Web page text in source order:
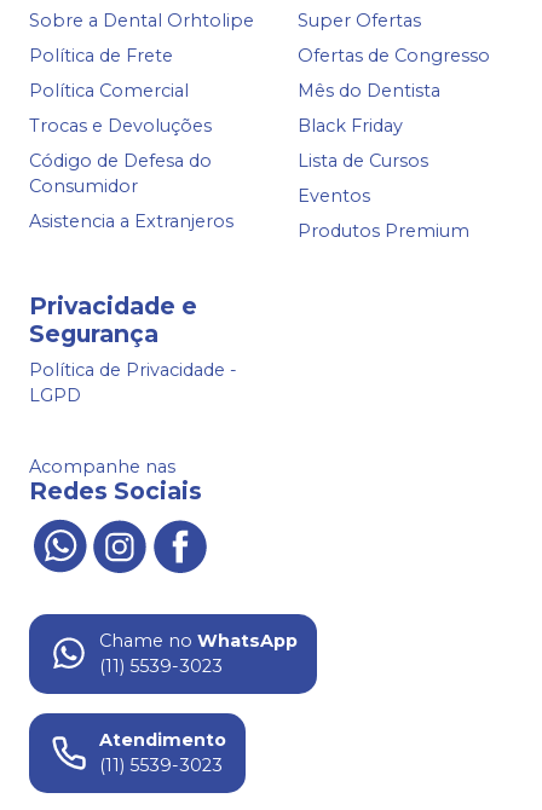
Sobre a Dental Orhtolipe
Política de Frete
Política Comercial
Trocas e Devoluções
Código de Defesa do
Consumidor
Asistencia a Extranjeros
Super Ofertas
Ofertas de Congresso
Mês do Dentista
Black Friday
Lista de Cursos
Eventos
Produtos Premium
Privacidade e
Segurança
Política de Privacidade -
LGPD
Acompanhe nas
Redes Sociais
Chame no WhatsApp
(11) 5539-3023
Atendimento
(11) 5539-3023